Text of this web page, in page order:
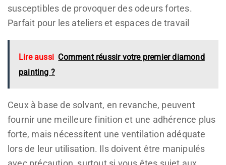
susceptibles de provoquer des odeurs fortes.
Parfait pour les ateliers et espaces de travail
Lire aussi Comment réussir votre premier diamond
painting ?
Ceux à base de solvant, en revanche, peuvent
fournir une meilleure finition et une adhérence plus
forte, mais nécessitent une ventilation adéquate
lors de leur utilisation. Ils doivent être manipulés